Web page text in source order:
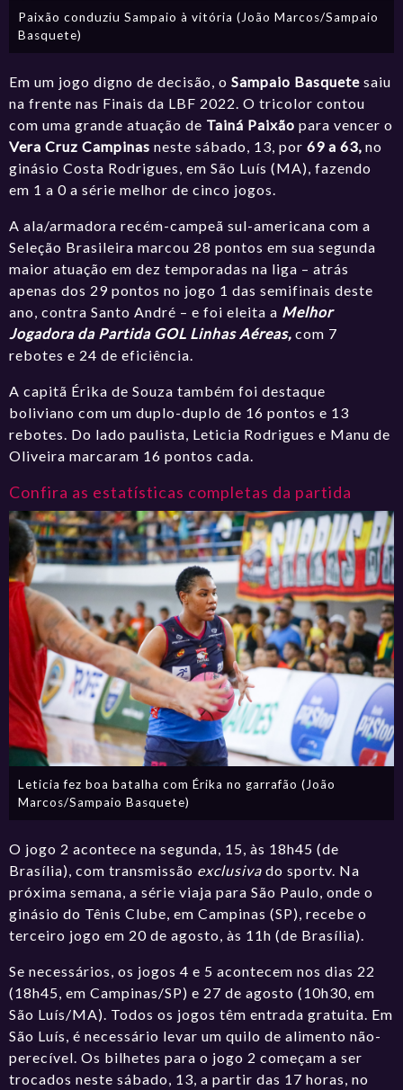
Paixão conduziu Sampaio à vitória (João Marcos/Sampaio
Basquete)
Em um jogo digno de decisão, oSampaio Basquete saiu
na frente nas Finais da LBF 2022. O tricolor contou
com uma grande atuação de Tainá Paixão para vencer o
Vera Cruz Campinas neste sábado, 13, por69 a 63, no
ginásio Costa Rodrigues, em São Luís (MA), fazendo
em 1 a 0 a série melhor de cinco jogos.
A ala/armadorarecém-campeã sul-americana com a
Seleção Brasileira marcou 28 pontos em sua segunda
maior atuação em dez temporadas na liga – atrás
apenas dos 29 pontos no jogo 1 das semifinais deste
ano, contra Santo André – e foi eleita a Melhor
Jogadora da Partida GOL Linhas Aéreas,com 7
rebotes e 24 de eficiência.
A capitã Érika de Souza também foi destaque
boliviano com um duplo-duplo de 16 pontos e 13
rebotes. Do lado paulista, Leticia Rodrigues e Manu de
Oliveira marcaram 16 pontos cada.
Confira as estatísticas completas da partida
Leticia fez boa batalha com Érika no garrafão (João
Marcos/Sampaio Basquete)
O jogo 2 acontece na segunda, 15, às 18h45 (de
Brasília), com transmissão exclusivado sportv. Na
próxima semana, a série viaja para São Paulo, onde o
ginásio do Tênis Clube, em Campinas (SP), recebe o
terceiro jogo em 20 de agosto, às 11h (de Brasília).
Se necessários, os jogos 4 e 5 acontecem nos dias 22
(18h45, em Campinas/SP) e 27 de agosto (10h30, em
São Luís/MA). Todos os jogos têm entrada gratuita. Em
São Luís, é necessário levar um quilo de alimento não-
perecível. Os bilhetes para o jogo 2 começam a ser
trocados neste sábado, 13, a partir das 17 horas, no